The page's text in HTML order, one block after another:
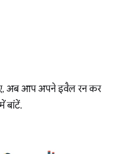
अब आप अपने इवैल रन कर
बांटें.